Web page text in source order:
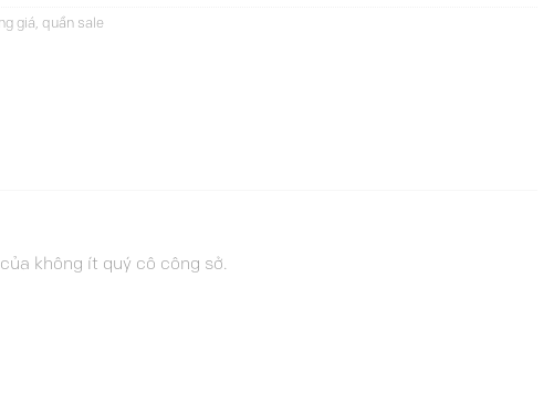
giá, quần sale
không ít quý cô công sở.